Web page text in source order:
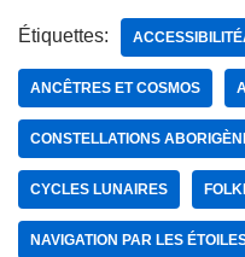
Étiquettes:
ANCÊTRES ET COSMOS
CONSTELLATIONS
CYCLES LUNAIRES
NAVIGATION PAR LES